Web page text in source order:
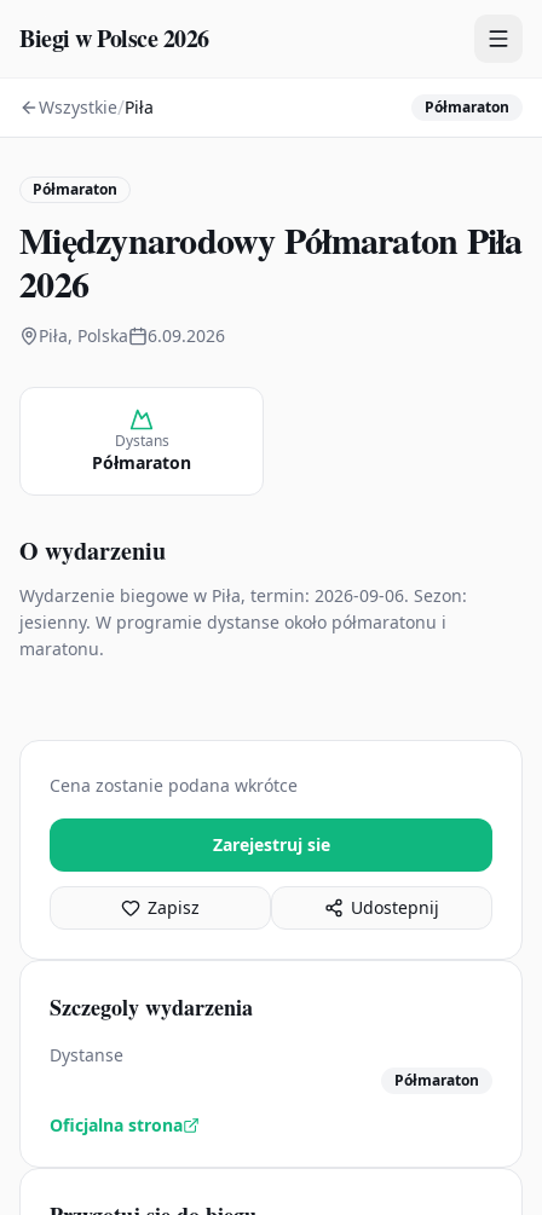
Biegi w Polsce 2026
Zawody
Kalendarz
Wszystkie/Piła Półmaraton
Półmaraton
Międzynarodowy Półmaraton Piła
2026
Piła, Polska 6.09.2026
Dystans
Półmaraton
O wydarzeniu
Wydarzenie biegowe w Piła, termin: 2026-09-06. Sezon:
jesienny. W programie dystanse około półmaratonu i
maratonu.
Cena zostanie podana wkrótce
Zarejestruj sie
Zapisz Udostepnij
Szczegoly wydarzenia
Dystanse
Półmaraton
Oficjalna strona